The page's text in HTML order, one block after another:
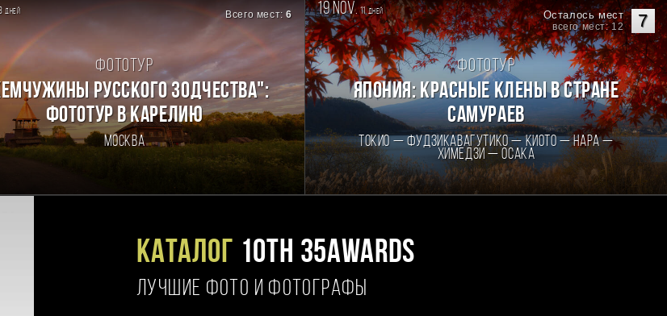
дней Всего мест:6
Фототур
РУССКОГО ЗОДЧЕСТВА":
ФОТОТУР В КАРЕЛИЮ
Москва
19 nov.11дней 7
Осталось мест
всего мест: 12
Фототур
Япония: Красные клены в стране
самураев
Токио — Фудзикавагутико — Киото — Нара —
Химедзи — Осака
Каталог 10TH 35AWARDS
ЛУЧШИЕ ФОТО И ФОТОГРАФЫ